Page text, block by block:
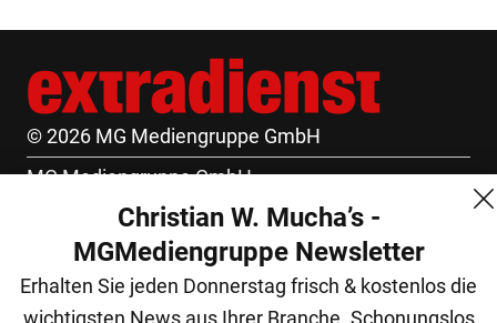
© 2026 MG Mediengruppe GmbH
MG Mediengruppe GmbH
Burgring 1/7
1010 Wien
+43 (1) 522 14 14
Christian W. Mucha’s -
MGMediengruppe Newsletter
Erhalten Sie jeden Donnerstag frisch & kostenlos die
wichtigsten News aus Ihrer Branche. Schonungslos